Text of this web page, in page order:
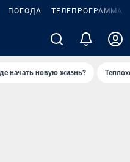
ПОГОДА ТЕЛЕПРОГРАММА
начать новую жизнь?